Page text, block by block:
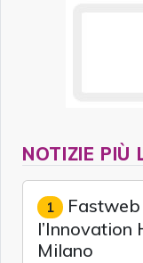
NOTIZIE PIÙ
1 Fastweb
Milano